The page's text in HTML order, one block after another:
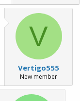
V
Vertigo555
New member